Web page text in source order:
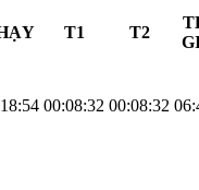
T1 T2
00:08:32 00:08:32